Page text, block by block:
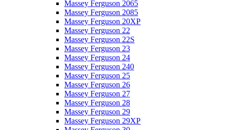
Massey Ferguson 2065
Massey Ferguson 2085
Massey Ferguson 20XP
Massey Ferguson 22
Massey Ferguson 22S
Massey Ferguson 23
Massey Ferguson 24
Massey Ferguson 240
Massey Ferguson 25
Massey Ferguson 26
Massey Ferguson 27
Massey Ferguson 28
Massey Ferguson 29
Massey Ferguson 29XP